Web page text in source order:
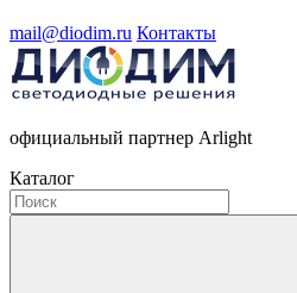
mail@diodim.ru Контакты
официальный партнер Arlight
Каталог